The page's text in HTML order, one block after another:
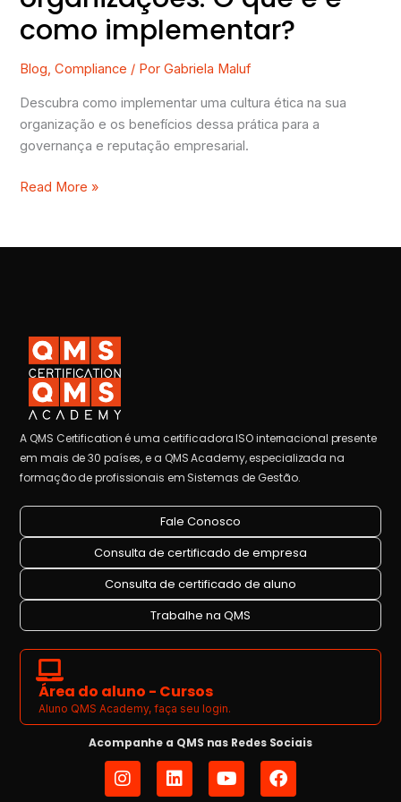
como implementar?
Blog,Compliance / PorGabriela Maluf
Descubra como implementar uma cultura ética na sua
organização e os benefícios dessa prática para a
governança e reputação empresarial.
Read More »
A QMS Certification é uma certificadora ISO internacional presente
em mais de 30 países, e a QMS Academy, especializada na
formação de profissionais em Sistemas de Gestão.
Fale Conosco
Consulta de certificado de empresa
Consulta de certificado de aluno
Trabalhe na QMS
Área do aluno - Cursos
Aluno QMS Academy, faça seu login.
Acompanhe a QMS nas Redes Sociais
I
n
L
i
Y
o
F
a